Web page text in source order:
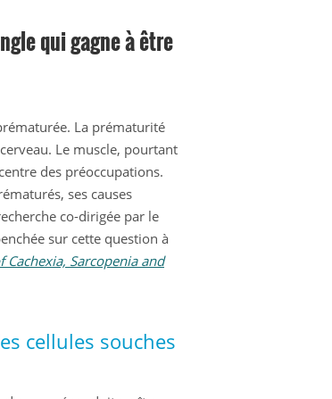
qui gagne à être
La prématurité
Le muscle, pourtant
des préoccupations.
ses causes
co-dirigée par le
sur cette question à
Cachexia, Sarcopenia and
cellules souches